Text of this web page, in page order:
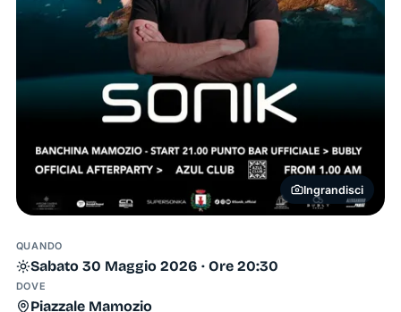
Ingrandisci
QUANDO
Sabato 30 Maggio 2026 · Ore 20:30
DOVE
Piazzale Mamozio